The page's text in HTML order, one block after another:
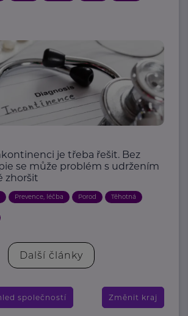
je třeba řešit. Bez
se může problém s udržením
zhoršit
Prevence, léčba Porod Těhotná
Další články
společností Změnit kraj